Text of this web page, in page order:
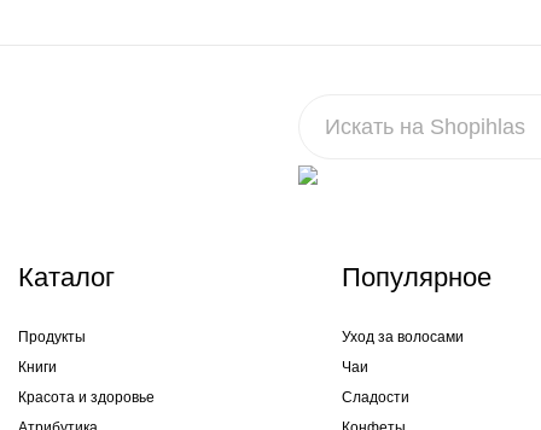
Каталог
Продукты
Книги
Красота и здоровье
Популярное
Уход за волосами
Чаи
Сладости